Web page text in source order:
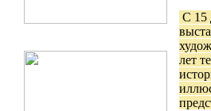
С 15
лет